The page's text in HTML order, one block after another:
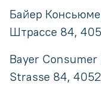
Байер
Штрассе 84,
Bayer
Strasse 84,